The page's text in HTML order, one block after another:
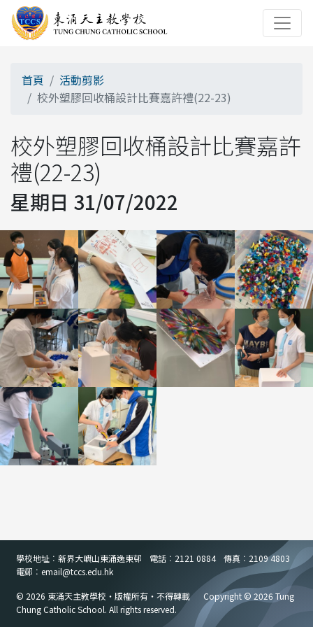
首頁
活動剪影
校外塑膠回收桶設計比賽嘉許禮(22-23)
校外塑膠回收桶設計比賽嘉許
禮(22-23)
星期日 31/07/2022
學校地址︰新界大嶼山東涌逸東邨 電話︰2121 0884
傳真︰2109 4803
電郵︰email@tccs.edu.hk
© 2026 東涌天主教學校・版權所有・不得轉載
Copyright © 2026 Tung
Chung Catholic School. All rights reserved.